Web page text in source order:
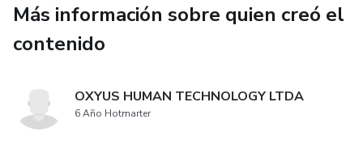
Más información sobre quien creó el
contenido
OXYUS HUMAN TECHNOLOGY LTDA
6 Año Hotmarter